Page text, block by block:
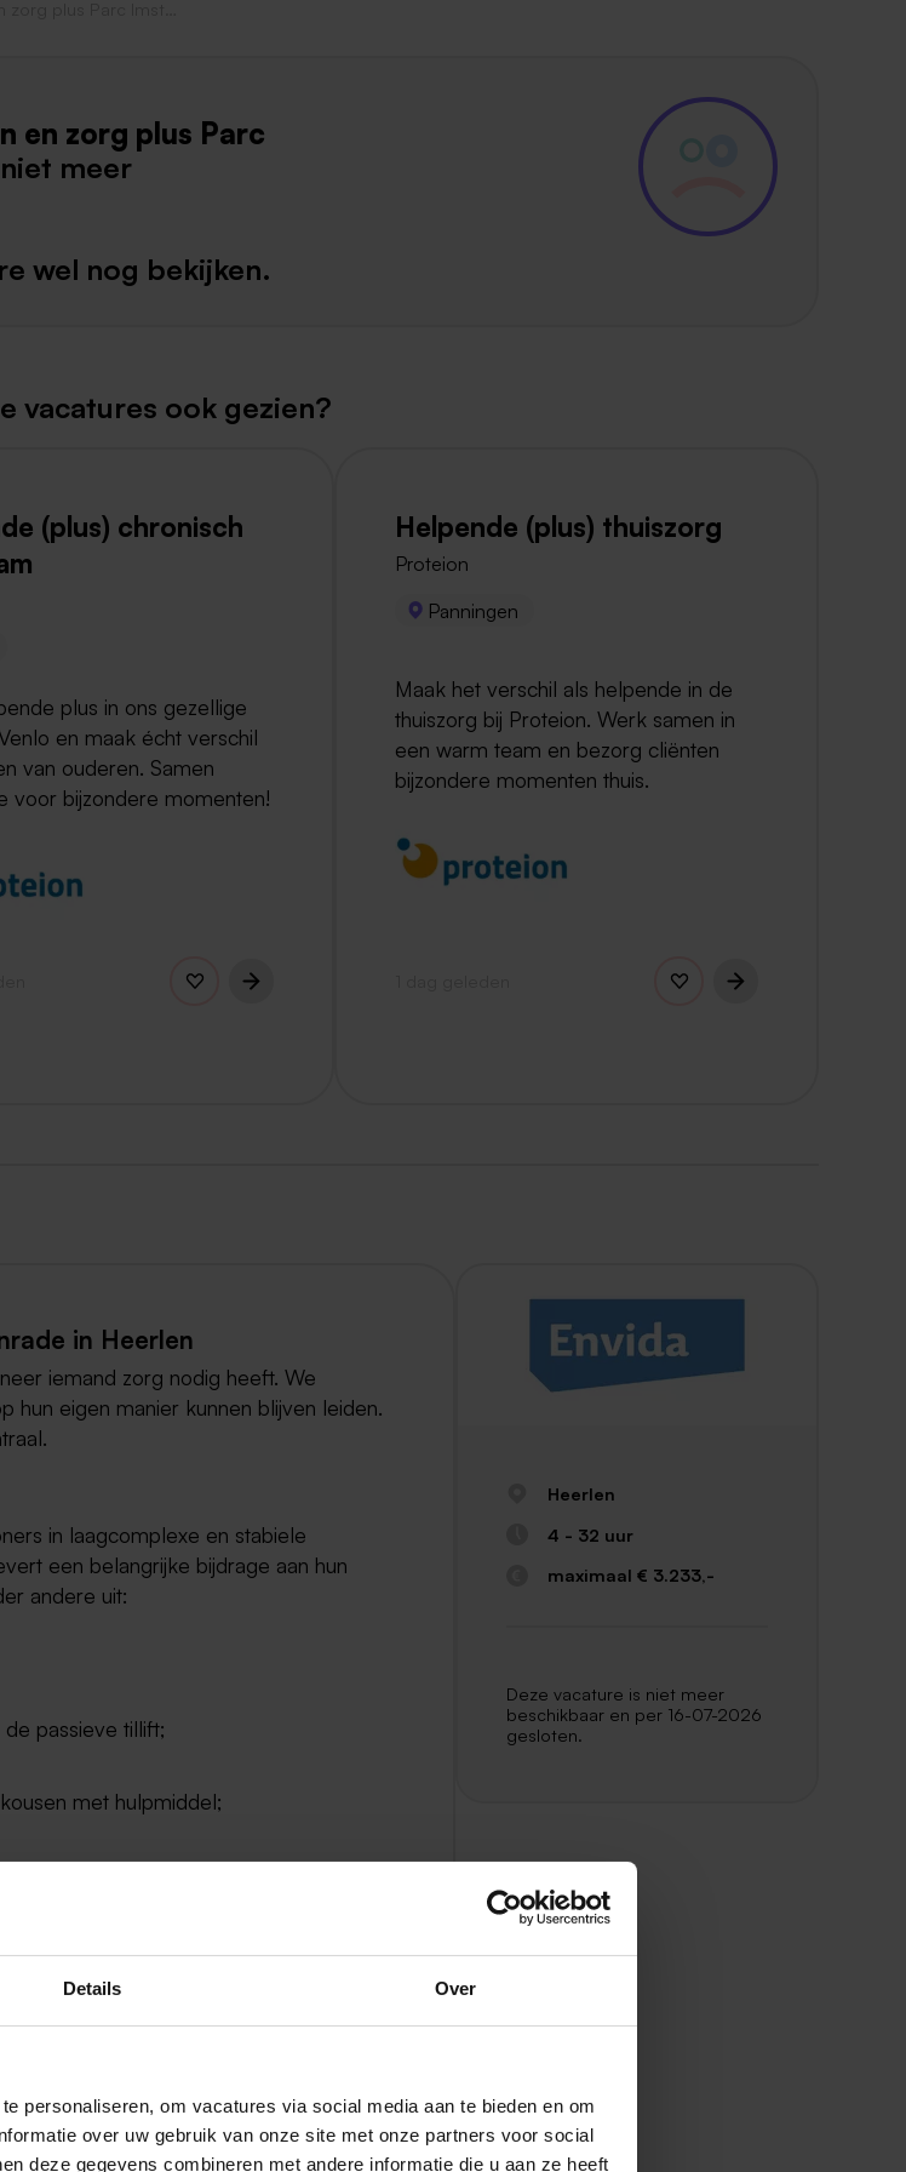
Details Over
personaliseren, om vacatures via social media aan te bieden en om
over uw gebruik van onze site met onze partners voor social
deze gegevens combineren met andere informatie die u aan ze heeft
en zorg plus Parc
niet meer
wel nog bekijken.
vacatures ook gezien?
(plus) chronisch
plus in ons gezellige
en maak écht verschil
van ouderen. Samen
voor bijzondere momenten!
Helpende (plus) thuiszorg
Proteion
Panningen
Maak het verschil als helpende in de
thuiszorg bij Proteion. Werk samen in
een warm team en bezorg cliënten
bijzondere momenten thuis.
in Heerlen
iemand zorg nodig heeft. We
hun eigen manier kunnen blijven leiden.
in laagcomplexe en stabiele
een belangrijke bijdrage aan hun
andere uit:
passieve tillift;
met hulpmiddel;
kwaliteit.
of een vergelijkbaar erkend certificaat
Heerlen
4 - 32 uur
maximaal € 3.233,-
Deze vacature is niet meer
beschikbaar en per 16-07-2026
gesloten.